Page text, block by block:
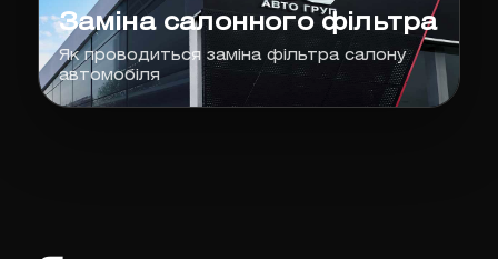
Заміна салонного фільтра
Як проводиться заміна фільтра салону
автомобіля